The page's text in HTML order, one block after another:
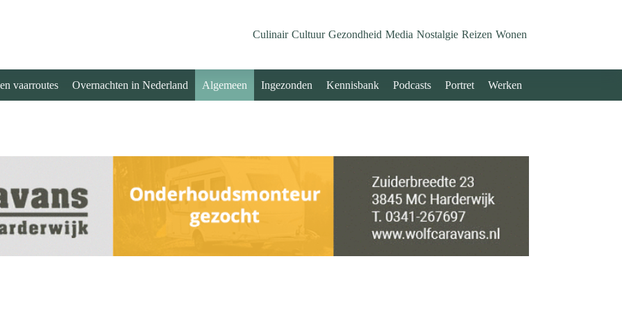
Culinair Cultuur Gezondheid Media Nostalgie Reizen Wonen
vaarroutes Overnachten in Nederland Algemeen Ingezonden Kennisbank Podcasts Portret Werken